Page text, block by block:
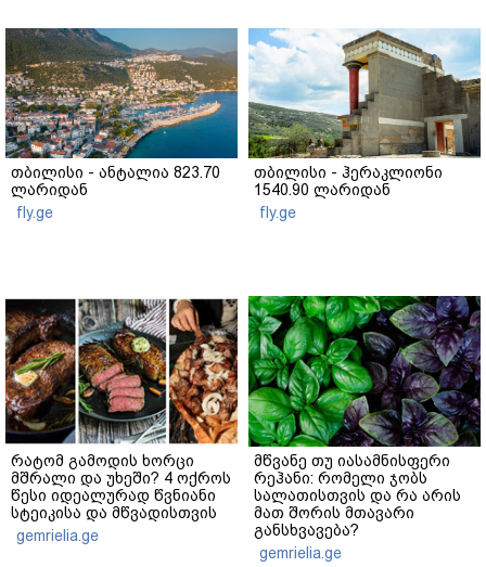
თბილისი - ანტალია 823.70
ლარიდან
fly.ge
თბილისი - ჰერაკლიონი
1540.90 ლარიდან
fly.ge
რატომ გამოდის ხორცი
მშრალი და უხეში? 4 ოქროს
წესი იდეალურად წვნიანი
სტეიკისა და მწვადისთვის
gemrielia.ge
მწვანე თუ იასამნისფერი
რეჰანი: რომელი ჯობს
სალათისთვის და რა არის
მათ შორის მთავარი
განსხვავება?
gemrielia.ge